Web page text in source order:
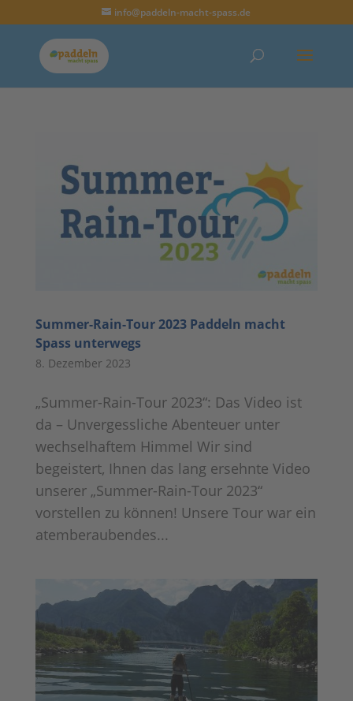
info@paddeln-macht-spass.de
Summer-Rain-Tour 2023 Paddeln macht
Spass unterwegs
8. Dezember 2023
„Summer-Rain-Tour 2023“: Das Video ist
da – Unvergessliche Abenteuer unter
wechselhaftem Himmel Wir sind
begeistert, Ihnen das lang ersehnte Video
unserer „Summer-Rain-Tour 2023“
vorstellen zu können! Unsere Tour war ein
atemberaubendes...